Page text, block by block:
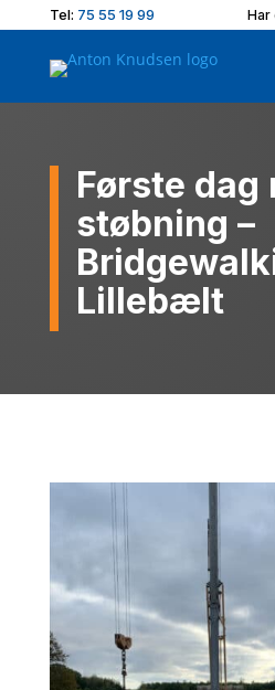
Tel: 75 55 19 99 Har
Første dag
støbning –
Lillebælt